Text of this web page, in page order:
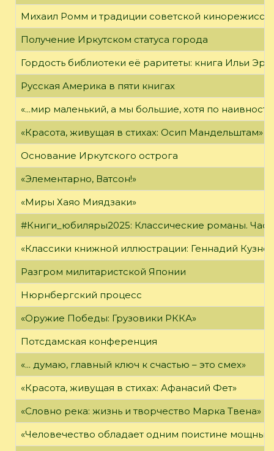
Михаил Ромм и традиции советской
Получение Иркутском статуса города
Гордость библиотеки её раритеты: книга Ильи
Русская Америка в пяти книгах
«...мир маленький, а мы большие, хотя по
«Красота, живущая в стихах: Осип Мандельштам»
Основание Иркутского острога
«Элементарно, Ватсон!»
«Миры Хаяо Миядзаки»
#Книги_юбиляры2025: Классические романы.
«Классики книжной иллюстрации: Геннадий
Разгром милитаристской Японии
Нюрнбергский процесс
«Оружие Победы: Грузовики РККА»
Потсдамская конференция
«... думаю, главный ключ к счастью – это смех»
«Красота, живущая в стихах: Афанасий Фет»
«Словно река: жизнь и творчество Марка Твена»
«Человечество обладает одним поистине